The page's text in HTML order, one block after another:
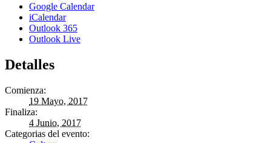
Google Calendar
iCalendar
Outlook 365
Outlook Live
Detalles
Comienza:
19 Mayo, 2017
Finaliza:
4 Junio, 2017
Categorias del evento: